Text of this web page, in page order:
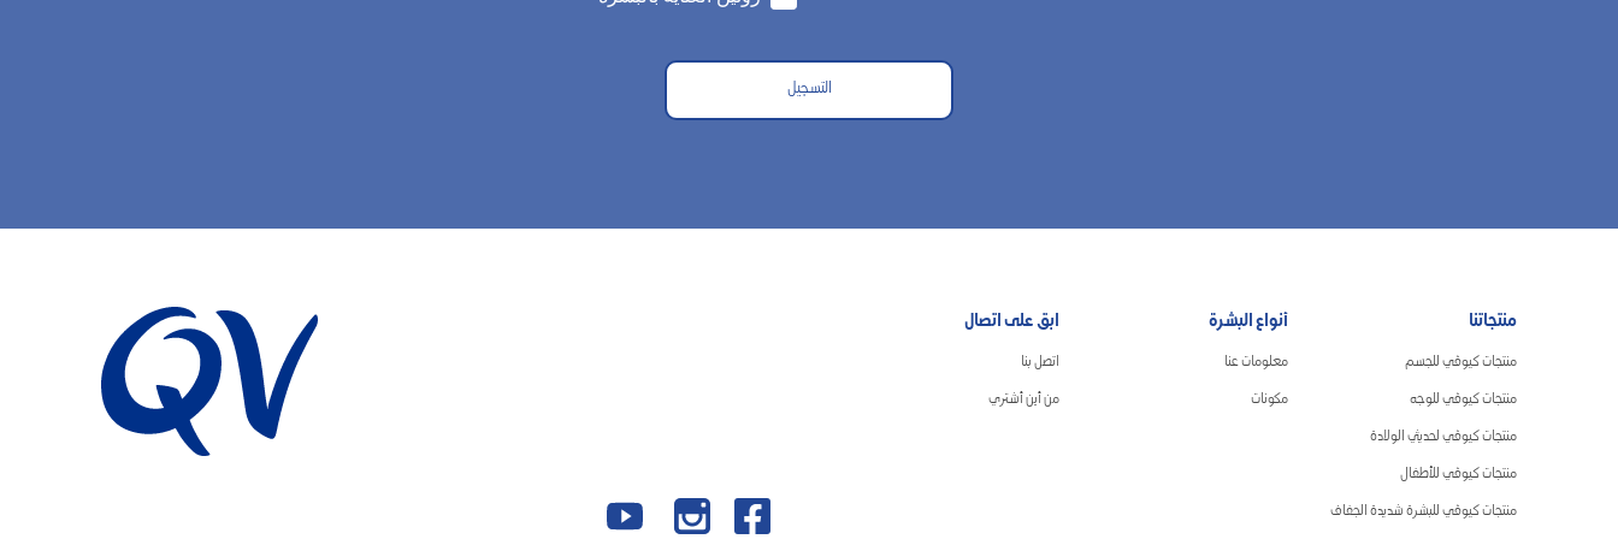
التسجيل
منتجاتنا
منتجات كيوڤي للجسم
منتجات كيوڤي للوجه
منتجات كيوڤي لحديثي الولادة
منتجات كيوڤي للأطفال
منتجات كيوڤي للبشرة شديدة الجفاف
أنواع البشرة
معلومات عنا
مكونات
ابق على اتصال
اتصل بنا
من أين أشتري